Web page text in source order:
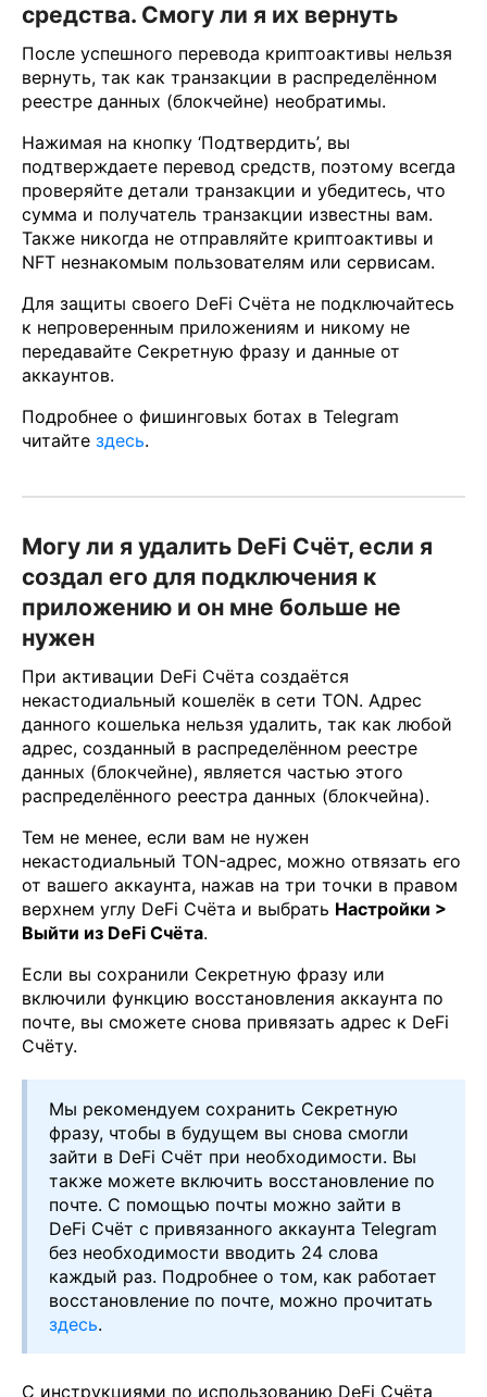
средства. Смогу ли я их вернуть
После успешного перевода криптоактивы нельзя
вернуть, так как транзакции в распределённом
реестре данных (блокчейне) необратимы.
Нажимая на кнопку ‘Подтвердить’, вы
подтверждаете перевод средств, поэтому всегда
проверяйте детали транзакции и убедитесь, что
сумма и получатель транзакции известны вам.
Также никогда не отправляйте криптоактивы и
NFT незнакомым пользователям или сервисам.
Для защиты своего DeFi Счёта не подключайтесь
к непроверенным приложениям и никому не
передавайте Секретную фразу и данные от
аккаунтов.
Подробнее о фишинговых ботах в Telegram
читайте здесь.
Могу ли я удалить DeFi Счёт, если я
создал его для подключения к
приложению и он мне больше не
нужен
При активации DeFi Счёта создаётся
некастодиальный кошелёк в сети TON. Адрес
данного кошелька нельзя удалить, так как любой
адрес, созданный в распределённом реестре
данных (блокчейне), является частью этого
распределённого реестра данных (блокчейна).
Тем не менее, если вам не нужен
некастодиальный TON-адрес, можно отвязать его
от вашего аккаунта, нажав на три точки в правом
верхнем углу DeFi Счёта и выбрать Настройки >
Выйти из DeFi Счёта.
Если вы сохранили Секретную фразу или
включили функцию восстановления аккаунта по
почте, вы сможете снова привязать адрес к DeFi
Счёту.
Мы рекомендуем сохранить Секретную
фразу, чтобы в будущем вы снова смогли
зайти в DeFi Счёт при необходимости. Вы
также можете включить восстановление по
почте. С помощью почты можно зайти в
DeFi Счёт с привязанного аккаунта Telegram
без необходимости вводить 24 слова
каждый раз. Подробнее о том, как работает
восстановление по почте, можно прочитать
здесь.
С инструкциями по использованию DeFi Счёта